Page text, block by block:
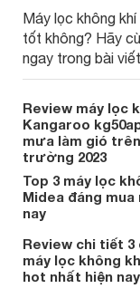
Máy lọc không
tốt không? Hãy
ngay trong bài
Review máy lọc
Kangaroo
mưa làm gió
trường 2023
Top 3 máy lọc
Midea đáng mua
nay
Review chi tiết 3
máy lọc không
hot nhất hiện nay